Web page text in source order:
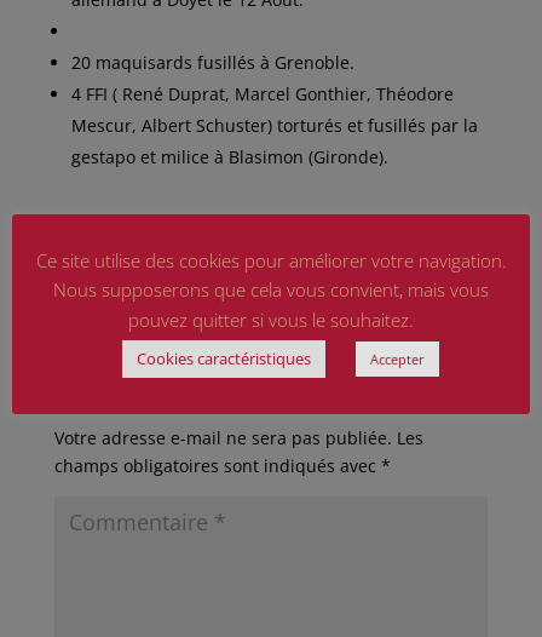
20 maquisards fusillés à Grenoble.
4 FFI ( René Duprat, Marcel Gonthier, Théodore
Mescur, Albert Schuster) torturés et fusillés par la
gestapo et milice à Blasimon (Gironde).
Sources : divers sites internet.
Votre adresse e-mail ne sera pas publiée. Les
champs obligatoires sont indiqués avec *
Ce site utilise des cookies pour améliorer votre navigation.
Nous supposerons que cela vous convient, mais vous
pouvez quitter si vous le souhaitez.
Cookies caractéristiques Accepter